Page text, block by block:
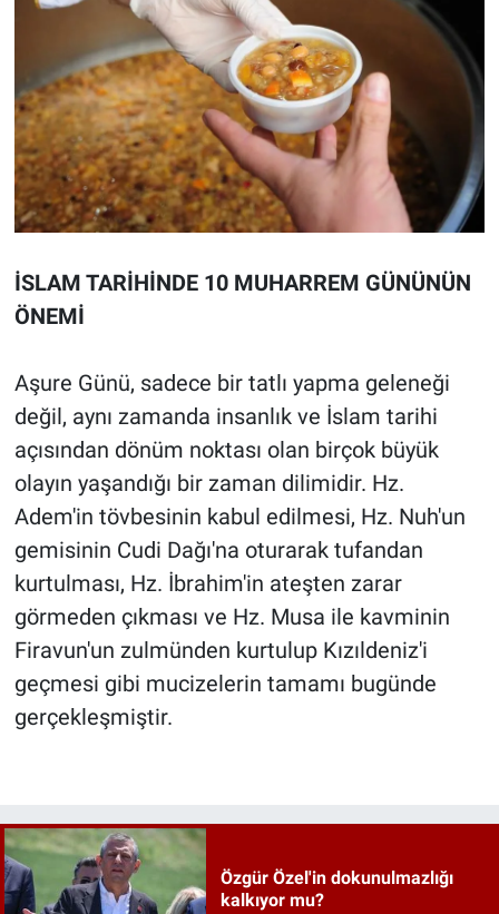
İSLAM TARİHİNDE 10 MUHARREM GÜNÜNÜN
ÖNEMİ
Aşure Günü, sadece bir tatlı yapma geleneği
değil, aynı zamanda insanlık ve İslam tarihi
açısından dönüm noktası olan birçok büyük
olayın yaşandığı bir zaman dilimidir. Hz.
Adem'in tövbesinin kabul edilmesi, Hz. Nuh'un
gemisinin Cudi Dağı'na oturarak tufandan
kurtulması, Hz. İbrahim'in ateşten zarar
görmeden çıkması ve Hz. Musa ile kavminin
Firavun'un zulmünden kurtulup Kızıldeniz'i
geçmesi gibi mucizelerin tamamı bugünde
gerçekleşmiştir.
Özgür Özel'in dokunulmazlığı
kalkıyor mu?